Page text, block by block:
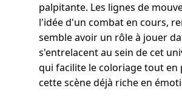
palpitante. Les lignes de
l'idée d'un combat en cours,
semble avoir un rôle à jouer
s'entrelacent au sein de cet
qui facilite le coloriage tout
cette scène déjà riche en